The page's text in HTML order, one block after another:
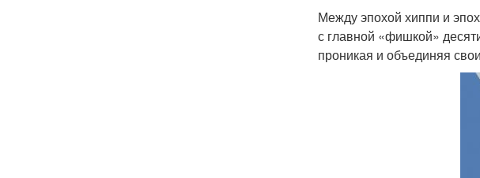
Между эпохой хиппи и
с главной «фишкой»
проникая и объединяя